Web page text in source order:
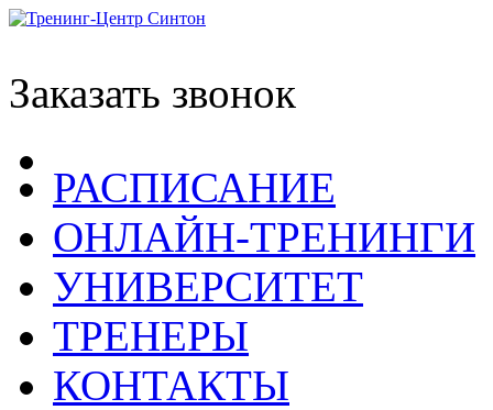
Заказать звонок
РАСПИСАНИЕ
ОНЛАЙН-ТРЕНИНГИ
УНИВЕРСИТЕТ
ТРЕНЕРЫ
КОНТАКТЫ